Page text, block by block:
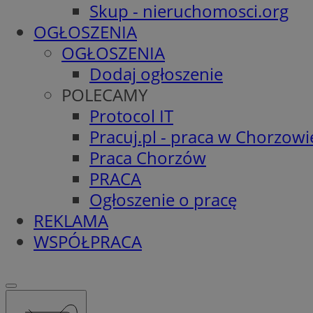
Skup - nieruchomosci.org
OGŁOSZENIA
OGŁOSZENIA
Dodaj ogłoszenie
POLECAMY
Protocol IT
Pracuj.pl - praca w
Praca Chorzów
PRACA
Ogłoszenie o pracę
REKLAMA
WSPÓŁPRACA